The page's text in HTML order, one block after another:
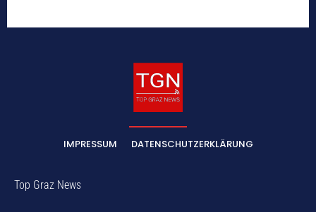
IMPRESSUM DATENSCHUTZERKLÄRUNG
Top Graz News